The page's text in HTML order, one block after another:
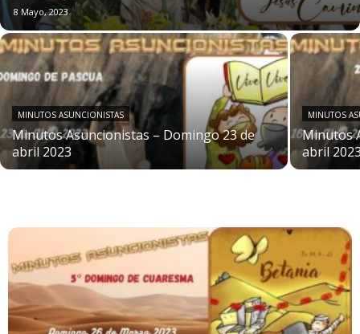
8 Mayo, 2023
MINUTOS ASUNCIONISTAS
Minutos Asuncionistas – Domingo 23 de
abril 2023
MINUTOS
Minutos
abril